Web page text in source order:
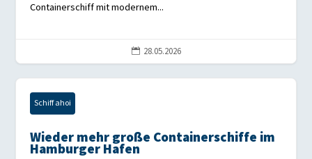
Containerschiff mit modernem...
 28.05.2026
Schiff ahoi
Wieder mehr große Containerschiffe im
Hamburger Hafen